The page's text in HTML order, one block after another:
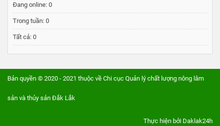
Đang online: 0
Trong tuần: 0
Tất cả: 0
Bản quyền © 2020 - 2021 thuộc về Chi cục Quản lý chất lượng nông lâm
sản và thủy sản Đắk Lắk
Thực hiện bởi Daklak24h